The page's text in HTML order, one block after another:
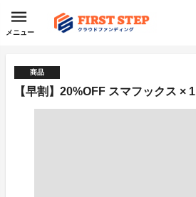
メニュー
商品
【早割】20%OFF スマフックス × 1